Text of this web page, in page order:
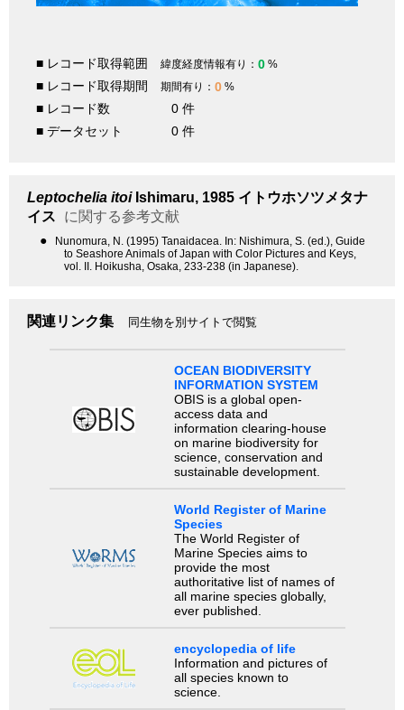
■ レコード取得範囲 緯度経度情報有り： 0 %
■ レコード取得期間 期間有り： 0 %
■ レコード数
0 件
■ データセット
0 件
Leptochelia itoiIshimaru, 1985 イトウホソツメタナ
イス
に関する参考文献
●
Nunomura, N. (1995) Tanaidacea. In: Nishimura, S. (ed.), Guide
to Seashore Animals of Japan with Color Pictures and Keys,
vol. II. Hoikusha, Osaka, 233-238 (in Japanese).
関連リンク集 同生物を別サイトで閲覧
OCEAN BIODIVERSITY
INFORMATION SYSTEM
OBIS is a global open-
access data and
information clearing-house
on marine biodiversity for
science, conservation and
sustainable development.
World Register of Marine
Species
The World Register of
Marine Species aims to
provide the most
authoritative list of names of
all marine species globally,
ever published.
encyclopedia of life
Information and pictures of
all species known to
science.